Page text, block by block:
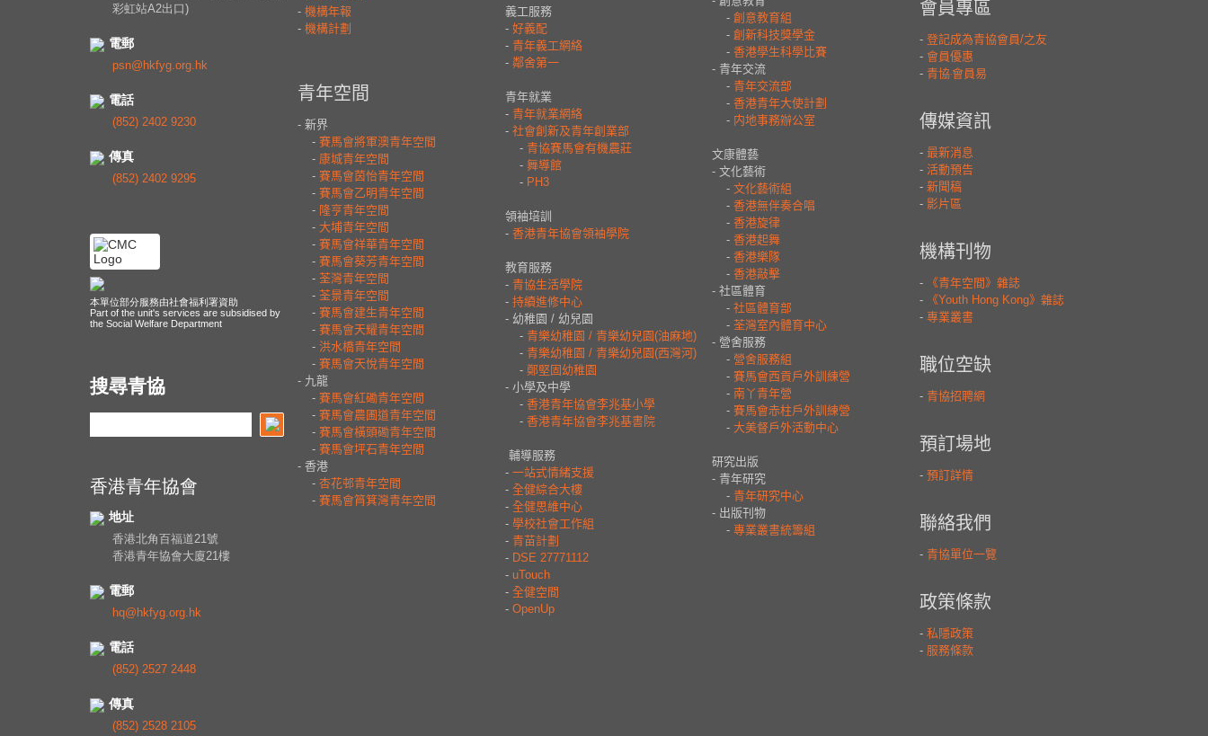
彩虹站A2出口)
電郵
psn@hkfyg.org.hk
電話
(852) 2402 9230
傳真
(852) 2402 9295
本單位部分服務由社會福利署資助
Part of the unit's services are subsidised by
the Social Welfare Department
搜尋青協
香港青年協會
地址
香港北角百福道21號
香港青年協會大廈21樓
電郵
hq@hkfyg.org.hk
電話
(852) 2527 2448
傳真
(852) 2528 2105